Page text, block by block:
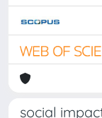
social